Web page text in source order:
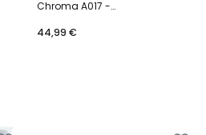
Chroma A017 -
Éclairage LED, 13 données
44,99 €